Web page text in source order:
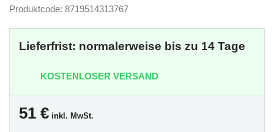
Produktcode: 8719514313767
Lieferfrist: normalerweise bis zu 14 Tage
KOSTENLOSER VERSAND
51 € inkl. MwSt.